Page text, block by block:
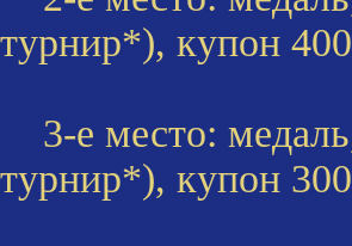
турнир*), купон
3-е место:
турнир*), купон